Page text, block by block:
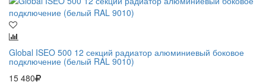
Global ISEO 500 12 секций радиатор алюминиевый боковое
подключение (белый RAL 9010)
15 480